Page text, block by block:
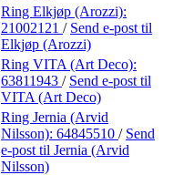
Ring Elkjøp (Arozzi):
21002121 / Send e-post til
Elkjøp (Arozzi)
Ring VITA (Art Deco):
63811943 / Send e-post til
VITA (Art Deco)
Ring Jernia (Arvid
Nilsson): 64845510 / Send
e-post til Jernia (Arvid
Nilsson)